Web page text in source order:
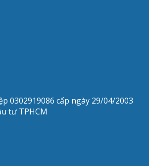
0302919086 cấp ngày 29/04/2003
tư TPHCM